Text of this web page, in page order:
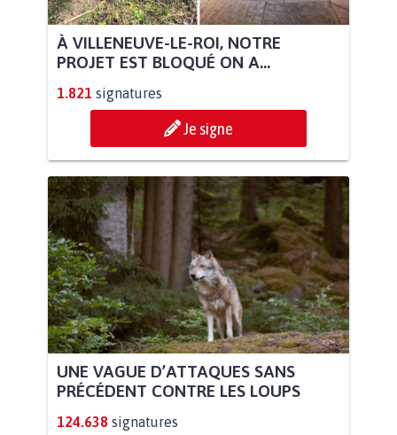
À VILLENEUVE-LE-ROI, NOTRE
PROJET EST BLOQUÉ ON A...
1.821 signatures
Je signe
UNE VAGUE D’ATTAQUES SANS
PRÉCÉDENT CONTRE LES LOUPS
124.638 signatures